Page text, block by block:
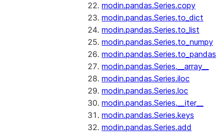
modin.pandas.Series.copy
modin.pandas.Series.to_dict
modin.pandas.Series.to_list
modin.pandas.Series.to_numpy
modin.pandas.Series.to_pandas
modin.pandas.Series.__array__
modin.pandas.Series.iloc
modin.pandas.Series.loc
modin.pandas.Series.__iter__
modin.pandas.Series.keys
modin.pandas.Series.add